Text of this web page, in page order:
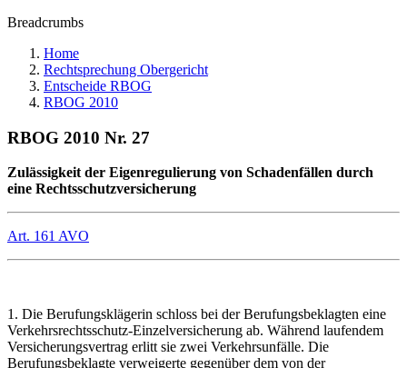
Breadcrumbs
Home
Rechtsprechung Obergericht
Entscheide RBOG
RBOG 2010
RBOG 2010 Nr. 27
Zulässigkeit der Eigenregulierung von Schadenfällen durch
eine Rechtsschutzversicherung
Art. 161 AVO
1. Die Berufungsklägerin schloss bei der Berufungsbeklagten eine
Verkehrsrechtsschutz-Einzelversicherung ab. Während laufendem
Versicherungsvertrag erlitt sie zwei Verkehrsunfälle. Die
Berufungsbeklagte verweigerte gegenüber dem von der